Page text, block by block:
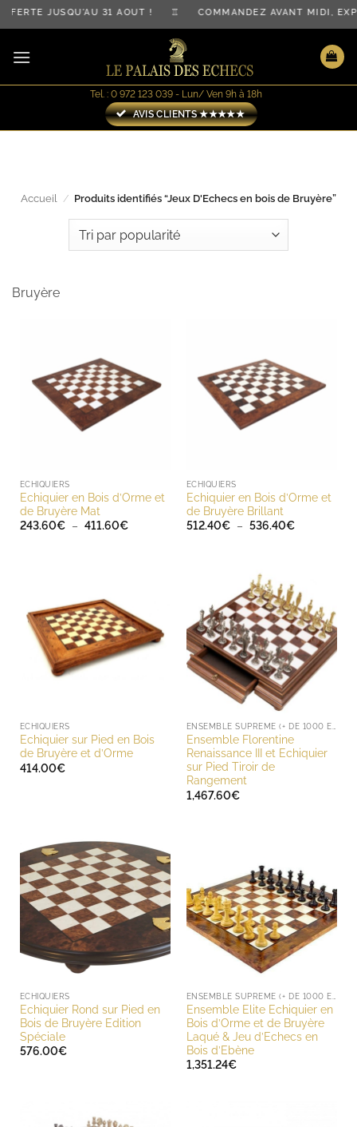
Passer
au
contenu
JUSQU'AU 31 AOÛT ! ♖ COMMANDEZ AVANT MIDI,
Tel. : 0 972 123 039 - Lun/ Ven 9h à 18h
AVIS CLIENTS ★★★★★
Accueil / Produits identifiés “Jeux D'Echecs en bois de Bruyère”
Bruyère
ECHIQUIERS
Echiquier en Bois d’Orme et
de Bruyère Mat
243.60€ – 411.60€Plage
ECHIQUIERS
Echiquier en Bois d’Orme et
de Bruyère Brillant
512.40€ – 536.40€Plage
ECHIQUIERS
Echiquier sur Pied en Bois
de Bruyère et d’Orme
414.00€
ENSEMBLE SUPREME (+ DE 1000 EUROS)
Ensemble Florentine
Renaissance III et Echiquier
sur Pied Tiroir de
Rangement
1,467.60€
ECHIQUIERS
Echiquier Rond sur Pied en
Bois de Bruyère Edition
Spéciale
576.00€
Ensemble Elite Echiquier en
Bois d’Orme et de Bruyère
Laqué & Jeu d’Echecs en
Bois d’Ebène
1,351.24€